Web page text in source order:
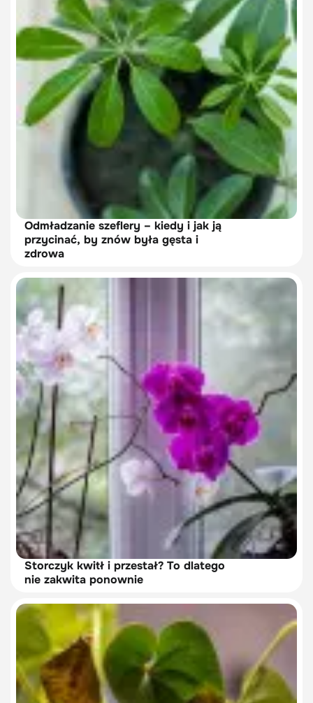
Odmładzanie szeflery – kiedy i jak ją
przycinać, by znów była gęsta i
zdrowa
Storczyk kwitł i przestał? To dlatego
nie zakwita ponownie